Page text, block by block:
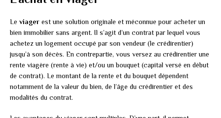
Le viager est une solution originale et méconnue pour acheter un
bien immobilier sans argent. Il s’agit d’un contrat par lequel vous
achetez un logement occupé par son vendeur (le crédirentier)
jusqu’à son décès. En contrepartie, vous versez au crédirentier une
rente viagère (rente à vie) et/ou un bouquet (capital versé en début
de contrat). Le montant de la rente et du bouquet dépendent
notamment de la valeur du bien, de l’âge du crédirentier et des
modalités du contrat.